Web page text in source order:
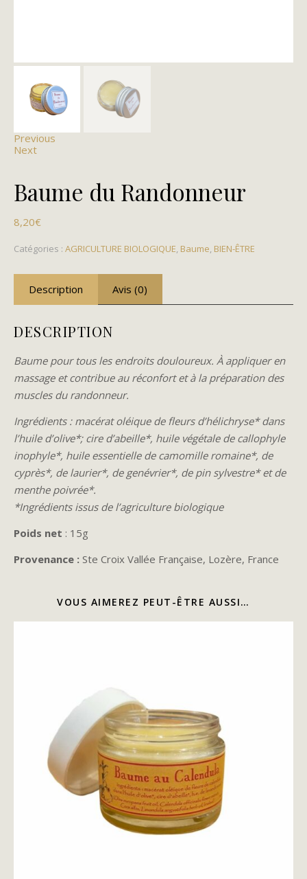
Previous
Next
Baume du Randonneur
8,20€
Catégories : AGRICULTURE BIOLOGIQUE, Baume, BIEN-ÊTRE
Description Avis (0)
DESCRIPTION
Baume pour tous les endroits douloureux. À appliquer en
massage et contribue au réconfort et à la préparation des
muscles du randonneur.
Ingrédients : macérat oléique de fleurs d’hélichryse* dans
l’huile d’olive*; cire d’abeille*, huile végétale de callophyle
inophyle*, huile essentielle de camomille romaine*, de
cyprès*, de laurier*, de genévrier*, de pin sylvestre* et de
menthe poivrée*.
*Ingrédients issus de l’agriculture biologique
Poids net : 15g
Provenance : Ste Croix Vallée Française, Lozère, France
VOUS AIMEREZ PEUT-ÊTRE AUSSI…